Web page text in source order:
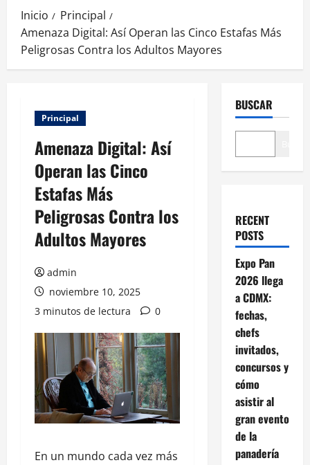
Inicio
Principal
Amenaza Digital: Así Operan las Cinco Estafas Más
Peligrosas Contra los Adultos Mayores
Principal
Amenaza Digital: Así
Operan las Cinco
Estafas Más
Peligrosas Contra los
Adultos Mayores
admin
noviembre 10, 2025
3 minutos de lectura
0
En un mundo cada vez más
BUSCAR
RECENT
POSTS
Expo Pan
2026 llega
a CDMX:
fechas,
chefs
invitados,
concursos y
cómo
asistir al
gran evento
de la
panadería